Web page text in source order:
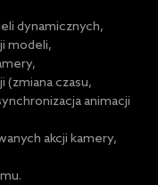
dynamicznych,
modeli,
(zmiana czasu,
animacji
akcji kamery,